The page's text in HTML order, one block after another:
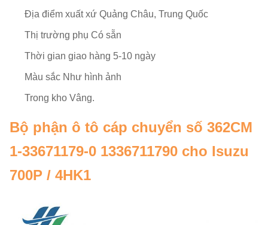
Địa điểm xuất xứ Quảng Châu, Trung Quốc
Thị trường phụ Có sẵn
Thời gian giao hàng 5-10 ngày
Màu sắc Như hình ảnh
Trong kho Vâng.
Bộ phận ô tô cáp chuyển số 362CM
1-33671179-0 1336711790 cho Isuzu
700P / 4HK1